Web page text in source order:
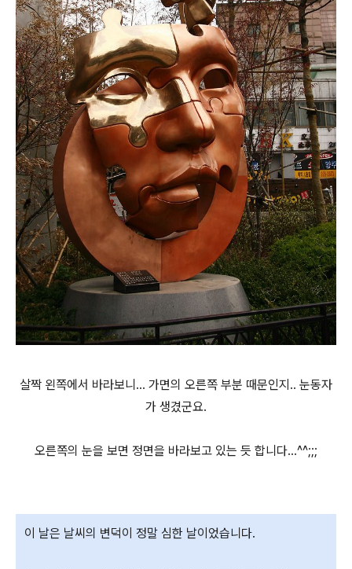
살짝 왼쪽에서 바라보니... 가면의 오른쪽 부분 때문인지.. 눈동자
가 생겼군요.
오른쪽의 눈을 보면 정면을 바라보고 있는 듯 합니다...^^;;;
이 날은 날씨의 변덕이 정말 심한 날이었습니다.